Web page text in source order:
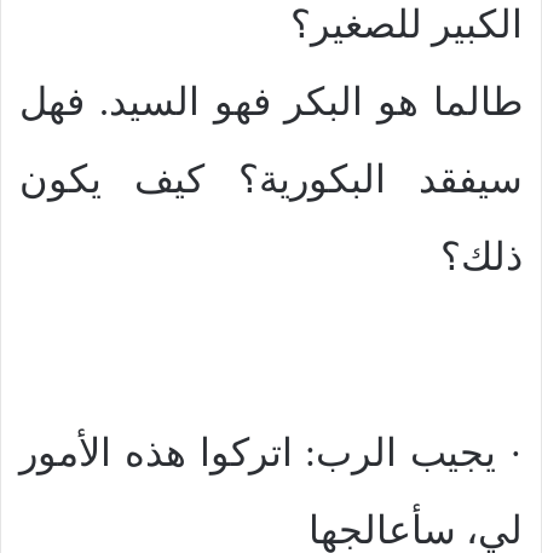
الكبير للصغير؟
طالما هو البكر فهو السيد. فهل
سيفقد البكورية؟ كيف يكون
ذلك؟
· يجيب الرب: اتركوا هذه الأمور
لي، سأعالجها